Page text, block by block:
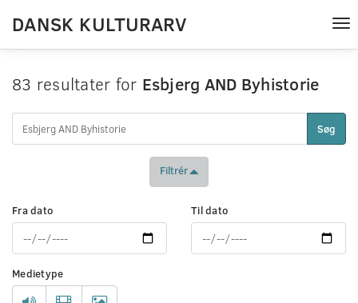
DANSK KULTURARV
83 resultater for Esbjerg AND Byhistorie
Søg
Filtrér
Fra dato Til dato
Medietype